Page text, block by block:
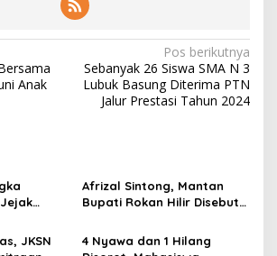
Anak
Pos berikutnya
Sebanyak 26 Siswa SMA N 3
Lubuk Basung Diterima PTN
Jalur Prestasi Tahun 2024
Afrizal Sintong, Mantan
Bupati Rokan Hilir Disebut
Diterima Kejati, GMPR
Desak Usut Dividen Rp331,7
JKSN
4 Nyawa dan 1 Hilang